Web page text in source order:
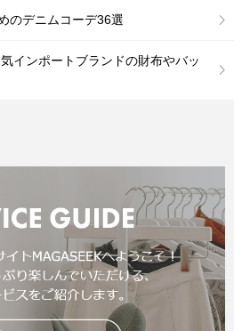
のデニムコーデ36選
インポートブランドの財布やバッ